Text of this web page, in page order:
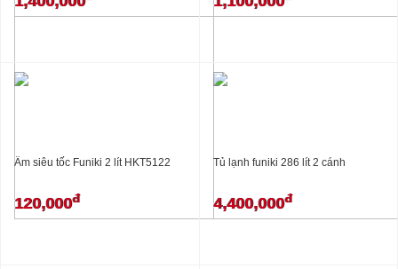
Ấm siêu tốc Funiki 2 lít HKT5122
120,000đ
Tủ lạnh funiki 286 lít 2 cánh
4,400,000đ